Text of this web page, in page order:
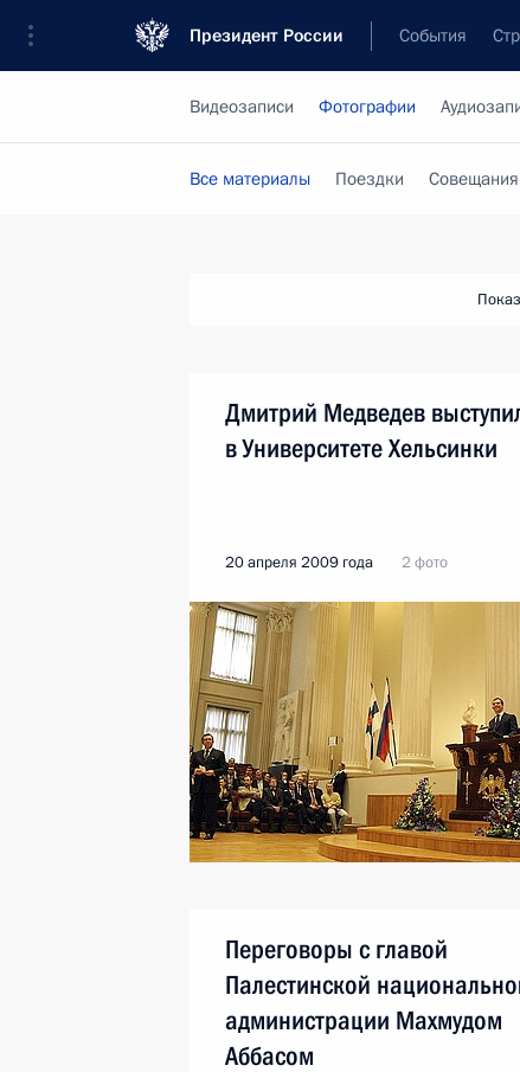
Президент России События
Видеозаписи Фотографии
Все материалы Поездки
Дмитрий Медведев
в Университете Хельсинки
20 апреля 2009 года 2 фото
Переговоры с главой
Палестинской
администрации Махмудом
Аббасом